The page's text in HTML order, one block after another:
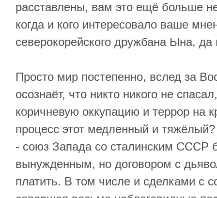
расставлены, вам это ещё больше
когда и кого интересовало ваше
северокорейского дружбана Ына, да
Просто мир постепенно, вслед за
осознаёт, что никто никого не
коричневую оккупацию и террор на
процесс этот медленный и
- союз Запада со сталинским СССР
вынужденным, но договором с
платить. В том числе и сделками с